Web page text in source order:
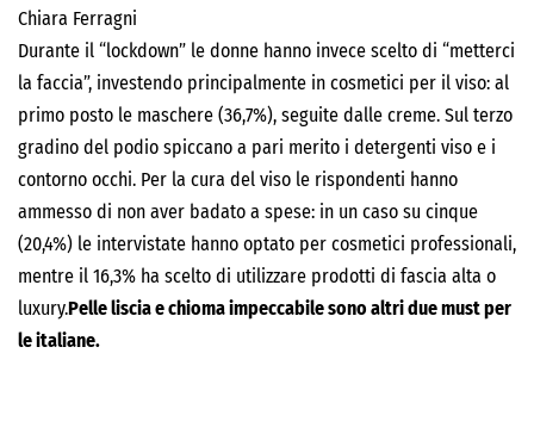
Chiara Ferragni
Durante il “lockdown” le donne hanno invece scelto di “metterci
la faccia”, investendo principalmente in cosmetici per il viso: al
primo posto le maschere (36,7%), seguite dalle creme. Sul terzo
gradino del podio spiccano a pari merito i detergenti viso e i
contorno occhi. Per la cura del viso le rispondenti hanno
ammesso di non aver badato a spese: in un caso su cinque
(20,4%) le intervistate hanno optato per cosmetici professionali,
mentre il 16,3% ha scelto di utilizzare prodotti di fascia alta o
luxury.Pelle liscia e chioma impeccabile sono altri due must per
le italiane.